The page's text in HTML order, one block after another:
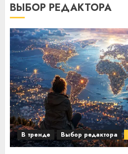
ВЫБОР РЕДАКТОРА
В тренде Выбор редактора